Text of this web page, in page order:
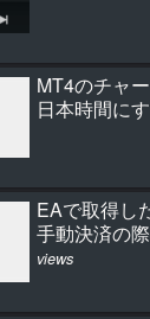
MT4のチャ
日本時間に
EAで取得し
手動決済の
views